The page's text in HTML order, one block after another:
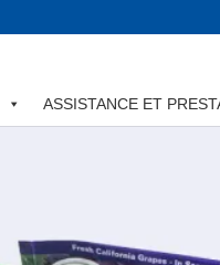
ASSISTANCE ET